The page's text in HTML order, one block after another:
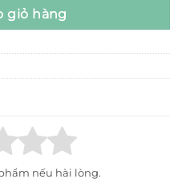
giỏ hàng
nếu hài lòng.